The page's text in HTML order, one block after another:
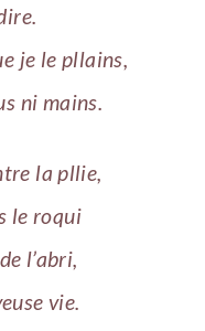
je le pllains,
ni mains.
la pllie,
le roqui
l’abri,
vie.